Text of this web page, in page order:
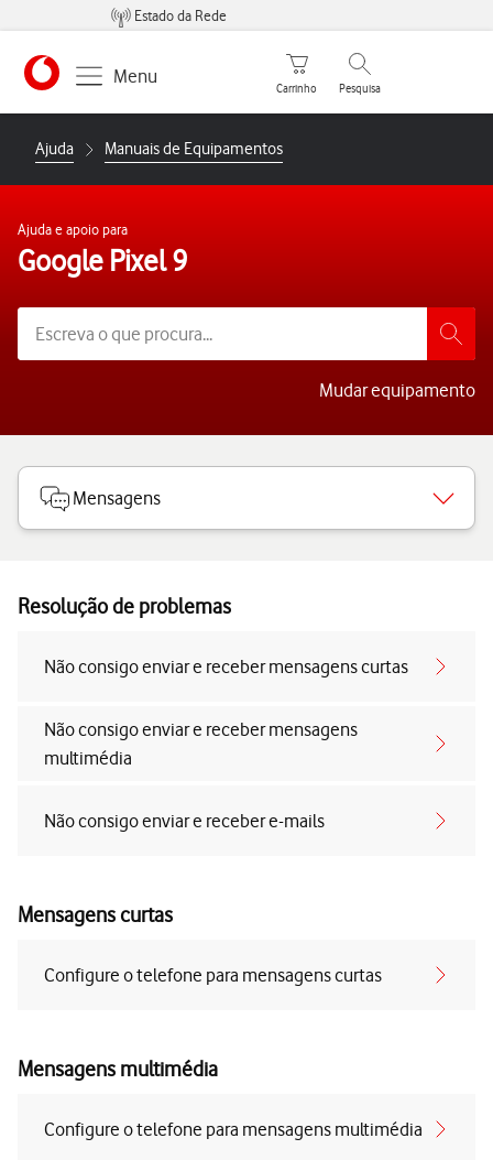
Estado da Rede
https://www.vodafone.pt
Menu
Carrinho de compras
Carrinho
Pesquisar
Pesquisa
Ajuda Manuais de Equipamentos
Ajuda e apoio para
Google Pixel 9
Mudar equipamento
Mensagens
Resolução de problemas
Não consigo enviar e receber mensagens curtas
Não consigo enviar e receber mensagens
multimédia
Não consigo enviar e receber e-mails
Mensagens curtas
Configure o telefone para mensagens curtas
Mensagens multimédia
Configure o telefone para mensagens multimédia